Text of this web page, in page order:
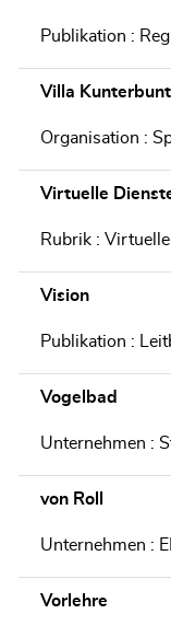
Publikation :
Villa Kunterbunt
Organisation :
Virtuelle
Rubrik :
Vision
Publikation :
Vogelbad
Unternehmen :
von Roll
Unternehmen :
Vorlehre